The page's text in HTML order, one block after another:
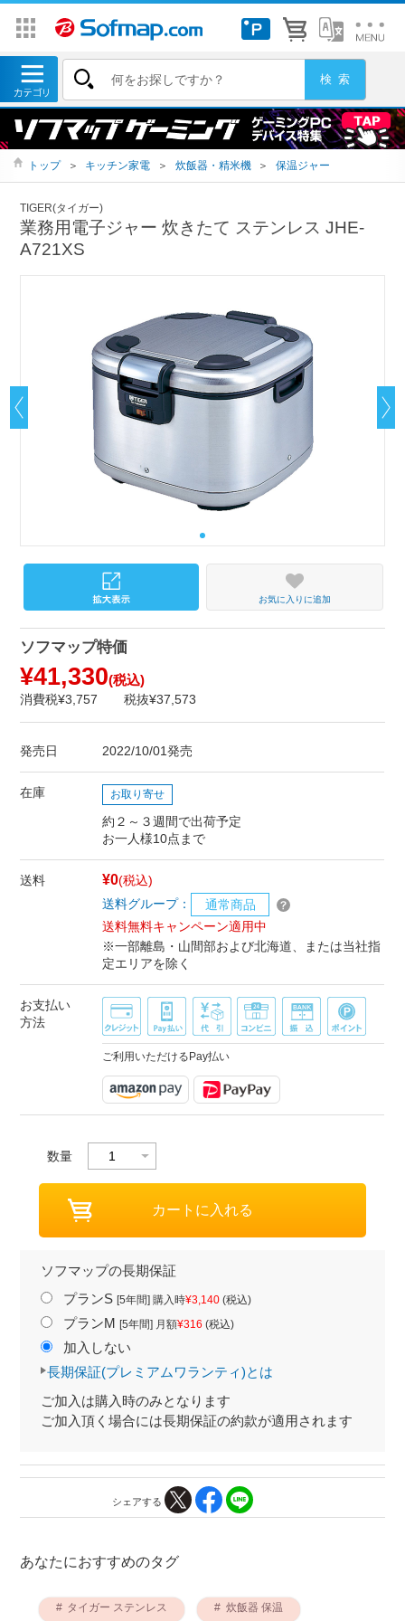
トップ ＞ キッチン家電 ＞ 炊飯器・精米機 ＞ 保温ジャー
TIGER(タイガー)
業務用電子ジャー 炊きたて ステンレス JHE-
A721XS
お気に入りに追加
ソフマップ特価
¥41,330(税込)
消費税¥3,757 税抜¥37,573
発売日 2022/10/01発売
在庫 お取り寄せ
約２～３週間で出荷予定
お一人様10点まで
送料 ¥0(税込)
送料グループ：
通常商品
送料無料キャンペーン適用中
※一部離島・山間部および北海道、または当社指
定エリアを除く
お支払い
方法
ご利用いただけるPay払い
数量
ソフマップの長期保証
プランS [5年間] 購入時¥3,140(税込)
プランM [5年間] 月額¥316 (税込)
加入しない
長期保証(プレミアムワランティ)とは
ご加入は購入時のみとなります
ご加入頂く場合には長期保証の約款が適用されます
シェアする
あなたにおすすめのタグ
タイガー ステンレス 炊飯器 保温